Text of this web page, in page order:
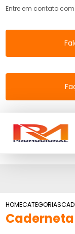
Entre em contato
HOMECATEGORIAS